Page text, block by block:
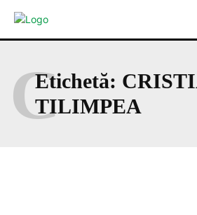
Etichetă:
TILIMPEA
C